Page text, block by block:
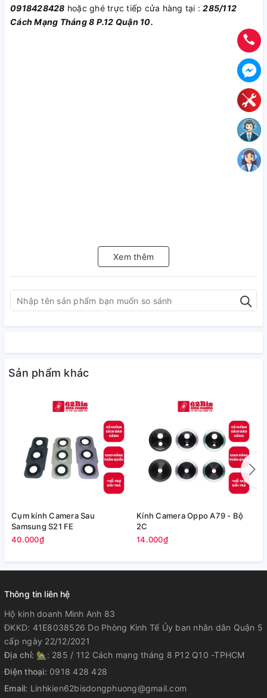
0918428428 hoặc ghé trực tiếp cửa hàng tại :285/112
Cách Mạng Tháng 8 P.12 Quận 10.
Xem thêm
Sản phẩm khác
Cụm kính Camera Sau
Samsung S21 FE
40.000₫
Kính Camera Oppo A79 - Bộ
2C
14.000₫
Thông tin liên hệ
Hộ kinh doanh Minh Anh 83
ĐKKD: 41E8038526 Do Phòng Kinh Tế Ủy ban nhân dân Quận 5
cấp ngày 22/12/2021
Địa chỉ: 🏡: 285 / 112 Cách mạng tháng 8 P12 Q10 -TPHCM
Điện thoại: 0918 428 428
Email: Linhkien62bisdongphuong@gmail.com